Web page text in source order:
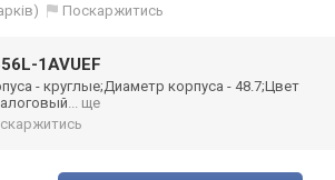
Поскаржитись
1AVUEF
- круглые;Диаметр корпуса - 48.7;Цвет
... ще